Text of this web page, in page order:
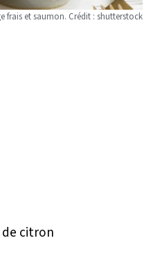
frais et saumon. Crédit : shutterstock
de citron